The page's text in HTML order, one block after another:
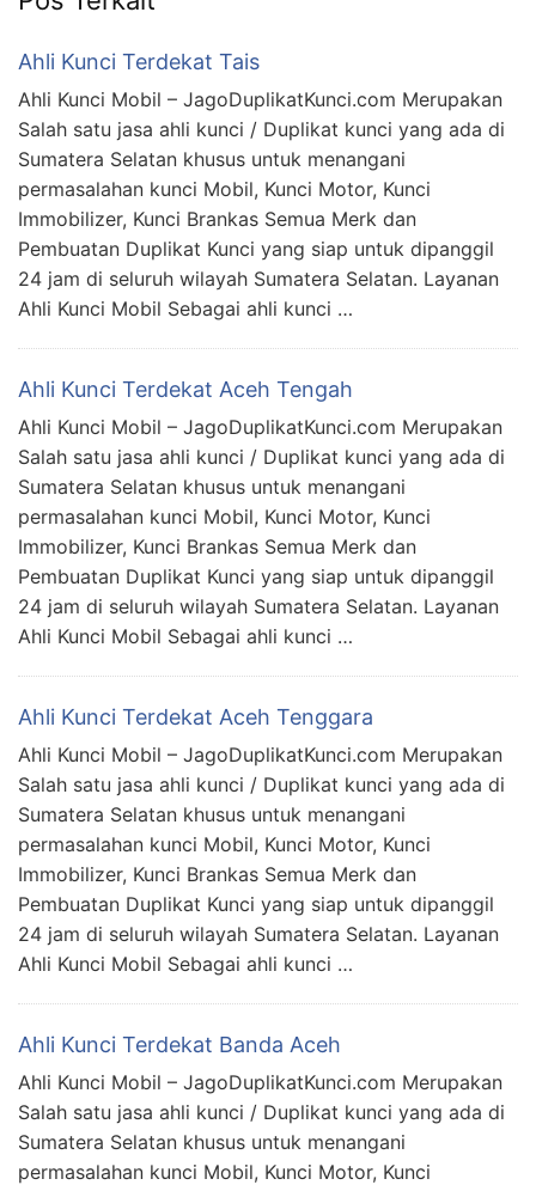
Ahli Kunci Terdekat Tais
Ahli Kunci Mobil – JagoDuplikatKunci.com Merupakan
Salah satu jasa ahli kunci / Duplikat kunci yang ada di
Sumatera Selatan khusus untuk menangani
permasalahan kunci Mobil, Kunci Motor, Kunci
Immobilizer, Kunci Brankas Semua Merk dan
Pembuatan Duplikat Kunci yang siap untuk dipanggil
24 jam di seluruh wilayah Sumatera Selatan. Layanan
Ahli Kunci Mobil Sebagai ahli kunci …
Ahli Kunci Terdekat Aceh Tengah
Ahli Kunci Mobil – JagoDuplikatKunci.com Merupakan
Salah satu jasa ahli kunci / Duplikat kunci yang ada di
Sumatera Selatan khusus untuk menangani
permasalahan kunci Mobil, Kunci Motor, Kunci
Immobilizer, Kunci Brankas Semua Merk dan
Pembuatan Duplikat Kunci yang siap untuk dipanggil
24 jam di seluruh wilayah Sumatera Selatan. Layanan
Ahli Kunci Mobil Sebagai ahli kunci …
Ahli Kunci Terdekat Aceh Tenggara
Ahli Kunci Mobil – JagoDuplikatKunci.com Merupakan
Salah satu jasa ahli kunci / Duplikat kunci yang ada di
Sumatera Selatan khusus untuk menangani
permasalahan kunci Mobil, Kunci Motor, Kunci
Immobilizer, Kunci Brankas Semua Merk dan
Pembuatan Duplikat Kunci yang siap untuk dipanggil
24 jam di seluruh wilayah Sumatera Selatan. Layanan
Ahli Kunci Mobil Sebagai ahli kunci …
Ahli Kunci Terdekat Banda Aceh
Ahli Kunci Mobil – JagoDuplikatKunci.com Merupakan
Salah satu jasa ahli kunci / Duplikat kunci yang ada di
Sumatera Selatan khusus untuk menangani
permasalahan kunci Mobil, Kunci Motor, Kunci